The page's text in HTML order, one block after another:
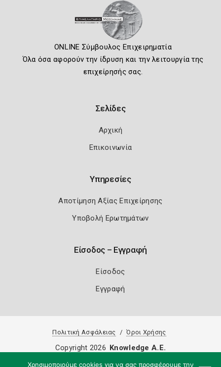
ONLINE Σύμβουλος Επιχειρηματία
Όλα όσα αφορούν την ίδρυση και την λειτουργία της
επιχείρησής σας.
Σελίδες
Αρχική
Επικοινωνία
Υπηρεσίες
Αποτίμηση Αξίας Επιχείρησης
Υποβολή Ερωτημάτων
Είσοδος – Εγγραφή
Είσοδος
Εγγραφή
Πολιτική Ασφάλειας Όροι Χρήσης
Χρησιμοποιούμε cookies για να σας προσφέρουμε την
Copyright 2026 Knowledge A.E.